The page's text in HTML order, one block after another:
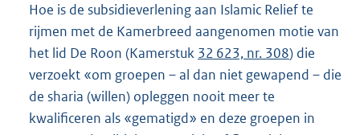
Hoe is de subsidieverlening aan Islamic Relief te
rijmen met de Kamerbreed aangenomen motie van
het lid De Roon (Kamerstuk 32 623, nr. 308) die
verzoekt «om groepen – al dan niet gewapend – die
de sharia (willen) opleggen nooit meer te
kwalificeren als «gematigd» en deze groepen in